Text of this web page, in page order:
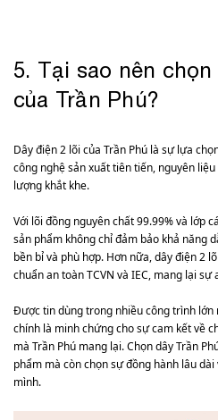
5. Tại sao nên
của Trần Phú?
Dây điện 2 lõi của Trần Phú là sự lựa
công nghệ sản xuất tiên tiến, nguyên
lượng khắt khe.
Với lõi đồng nguyên chất 99.99% và lớp
sản phẩm không chỉ đảm bảo khả năng
bền bỉ và phù hợp. Hơn nữa, dây điện 2
chuẩn an toàn TCVN và IEC, mang lại
Được tin dùng trong nhiều công trình lớn
chính là minh chứng cho sự cam kết về
mà Trần Phú mang lại. Chọn dây Trần
phẩm mà còn chọn sự đồng hành lâu
mình.